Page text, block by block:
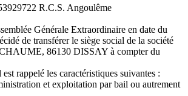
R.C.S. Angoulême
Générale Extraordinaire en date du
de transférer le siège social de la société
86130 DISSAY à compter du
rappelé les caractéristiques suivantes :
et exploitation par bail ou autrement